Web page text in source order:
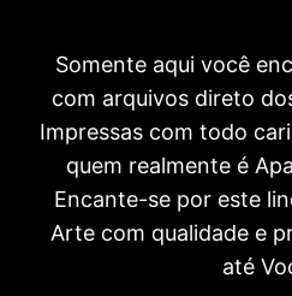
Somente aqui você
com arquivos direto
Impressas com todo
quem realmente é
Encante-se por este
Arte com qualidade e
até